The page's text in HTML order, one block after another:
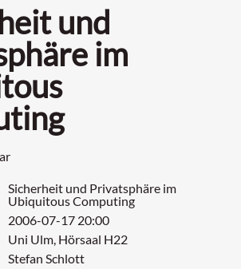
und
im
Sicherheit und Privatsphäre im
Ubiquitous Computing
2006-07-17 20:00
Uni Ulm, Hörsaal H22
Stefan Schlott